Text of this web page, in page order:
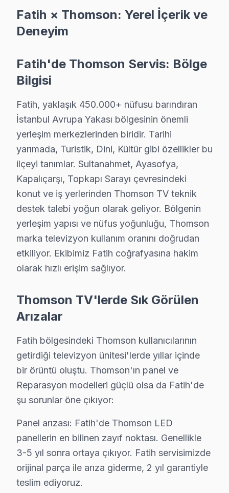
Mevlanakapı'de Thomson TV güç kartı kondansatör
Mevlanakapı Thomson Açılmıyor Arıza →
Mimar Hayrettin'de Thomson TV ses ama görüntü yok
Fatih TV Servis Merkezi →
Mimar Kemalettin Thomson Servis
Thomson TV HDMI port arızası Mimar Kemalettin
Mimar Kemalettin Thomson Açılmıyor Arıza →
Molla Fenari Thomson Servis
Molla Fenari sakinleri Thomson TV arızaları için sık bizi
Molla Fenari Thomson Açılmıyor Arıza →
Molla Gürani Thomson Servis
Fatih'nın Molla Gürani bölgesindeki Thomson
Molla Gürani Thomson Açılmıyor Arıza →
Molla Hüsrev Thomson Servis
Muhsine Hatun Thomson Servis
Muhsine Hatun Thomson Anakart Tamiri →
Nişanca Thomson Servis
Nişanca sakinleri Thomson TV arızaları için sık bizi
Thomson Servis Merkezi →
Rüstempaşa Thomson Servis
Rüstempaşa'de Thomson TV ses ama görüntü yok
Thomson Servis Merkezi →
Saraç İshak Thomson Servis
Fatih × Thomson: Yerel İçerik ve
Deneyim
Fatih'de Thomson Servis: Bölge
Bilgisi
Fatih, yaklaşık 450.000+ nüfusu barındıran
İstanbul Avrupa Yakası bölgesinin önemli
yerleşim merkezlerinden biridir. Tarihi
yarımada, Turistik, Dini, Kültür gibi özellikler bu
ilçeyi tanımlar. Sultanahmet, Ayasofya,
Kapalıçarşı, Topkapı Sarayı çevresindeki
konut ve iş yerlerinden Thomson TV teknik
destek talebi yoğun olarak geliyor. Bölgenin
yerleşim yapısı ve nüfus yoğunluğu, Thomson
marka televizyon kullanım oranını doğrudan
etkiliyor. Ekibimiz Fatih coğrafyasına hakim
olarak hızlı erişim sağlıyor.
Thomson TV'lerde Sık Görülen
Arızalar
Fatih bölgesindeki Thomson kullanıcılarının
getirdiği televizyon ünitesi'lerde yıllar içinde
bir örüntü oluştu. Thomson'ın panel ve
Reparasyon modelleri güçlü olsa da Fatih'de
şu sorunlar öne çıkıyor:
Panel arızası: Fatih'de Thomson LED
panellerin en bilinen zayıf noktası. Genellikle
3-5 yıl sonra ortaya çıkıyor. Fatih servisimizde
orijinal parça ile arıza giderme, 2 yıl garantiyle
teslim ediyoruz.